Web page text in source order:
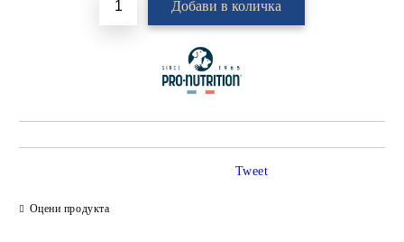
Оцени продукта
Tweet